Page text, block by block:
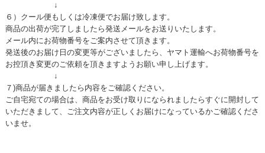
↓
６）クール便もしくは冷凍便でお届け致します。
商品の出荷が完了しましたら発送メールをお送りいたします。
メール内にお荷物番号をご案内させて頂きます。
発送後のお届け日の変更等がございましたら、ヤマト運輸へお荷物番号を
お控頂き変更のご依頼を頂きますようお願い申し上げます。
↓
７)商品が届きましたら内容をご確認ください。
ご自宅宛ての場合は、商品をお受け取りになられましたらすぐに開封して
いただきまして、ご注文内容が正しくお届けになっているかご確認くださ
いませ。